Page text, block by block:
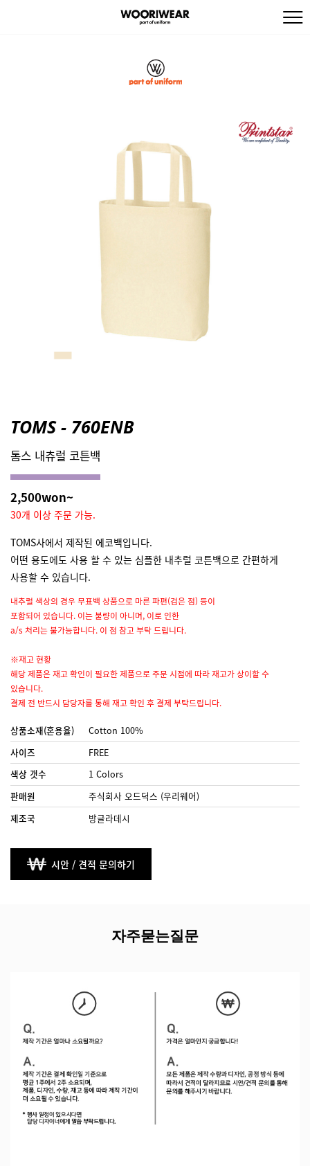
TOMS - 760ENB
톰스 내츄럴 코튼백
2,500won~
30개 이상 주문 가능.
TOMS사에서 제작된 에코백입니다.
어떤 용도에도 사용 할 수 있는 심플한 내추럴 코튼백으로 간편하게
사용할 수 있습니다.
내추럴 색상의 경우 무표백 상품으로 마른 파편(검은 점) 등이
포함되어 있습니다. 이는 불량이 아니며, 이로 인한
a/s 처리는 불가능합니다. 이 점 참고 부탁 드립니다.
※재고 현황
해당 제품은 재고 확인이 필요한 제품으로 주문 시점에 따라 재고가 상이할 수
있습니다.
결제 전 반드시 담당자를 통해 재고 확인 후 결제 부탁드립니다.
상품소재(혼용율)
Cotton 100%
사이즈
FREE
색상 갯수
1 Colors
판매원
주식회사 오드덕스 (우리웨어)
제조국
방글라데시
시안 / 견적 문의하기
자주묻는질문